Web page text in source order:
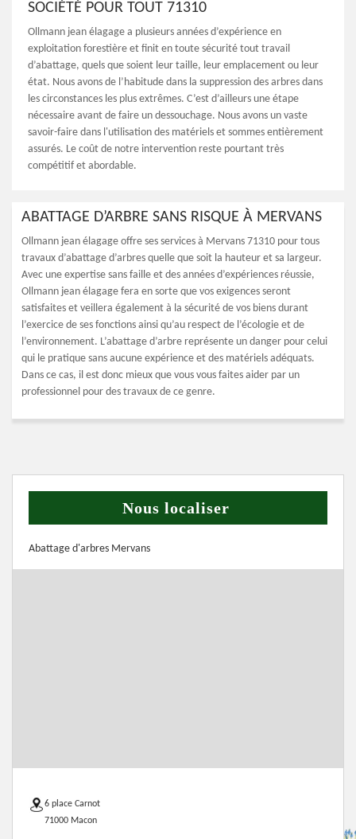
SOCIÉTÉ POUR TOUT 71310
Ollmann jean élagage a plusieurs années d’expérience en
exploitation forestière et finit en toute sécurité tout travail
d’abattage, quels que soient leur taille, leur emplacement ou leur
état. Nous avons de l’habitude dans la suppression des arbres dans
les circonstances les plus extrêmes. C’est d’ailleurs une étape
nécessaire avant de faire un dessouchage. Nous avons un vaste
savoir-faire dans l'utilisation des matériels et sommes entièrement
assurés. Le coût de notre intervention reste pourtant très
compétitif et abordable.
ABATTAGE D’ARBRE SANS RISQUE À MERVANS
Ollmann jean élagage offre ses services à Mervans 71310 pour tous
travaux d’abattage d’arbres quelle que soit la hauteur et sa largeur.
Avec une expertise sans faille et des années d’expériences réussie,
Ollmann jean élagage fera en sorte que vos exigences seront
satisfaites et veillera également à la sécurité de vos biens durant
l’exercice de ses fonctions ainsi qu’au respect de l’écologie et de
l’environnement. L’abattage d’arbre représente un danger pour celui
qui le pratique sans aucune expérience et des matériels adéquats.
Dans ce cas, il est donc mieux que vous vous faites aider par un
professionnel pour des travaux de ce genre.
Nous localiser
Abattage d'arbres Mervans
6 place Carnot
71000 Macon